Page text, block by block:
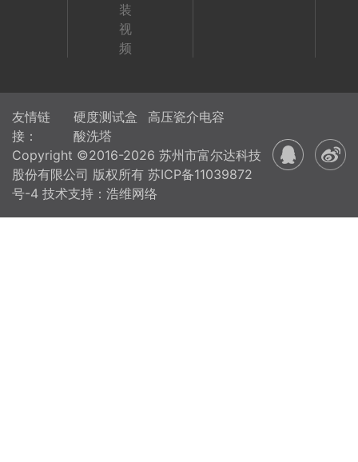
装
视
频
友情链
接：
硬度测试盒
高压瓷介电容
酸洗塔
Copyright ©2016-2026 苏州市富尔达科技
股份有限公司 版权所有 苏ICP备11039872
号-4 技术支持：浩维网络